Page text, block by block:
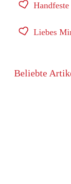
Liebes
Beliebte